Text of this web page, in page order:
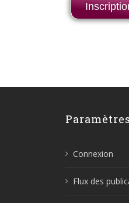
Paramètres
Connexion
Flux des